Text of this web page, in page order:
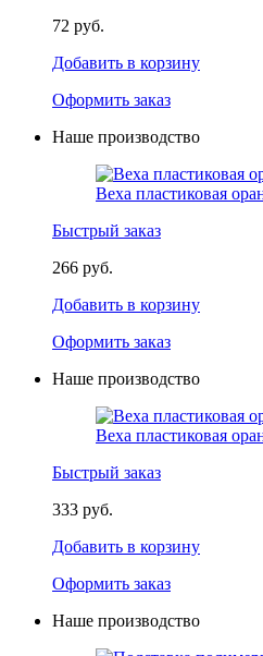
72 руб.
Добавить в корзину
Оформить заказ
Наше производство
Веха пластиковая
Быстрый заказ
266 руб.
Добавить в корзину
Оформить заказ
Наше производство
Веха пластиковая
Быстрый заказ
333 руб.
Добавить в корзину
Оформить заказ
Наше производство